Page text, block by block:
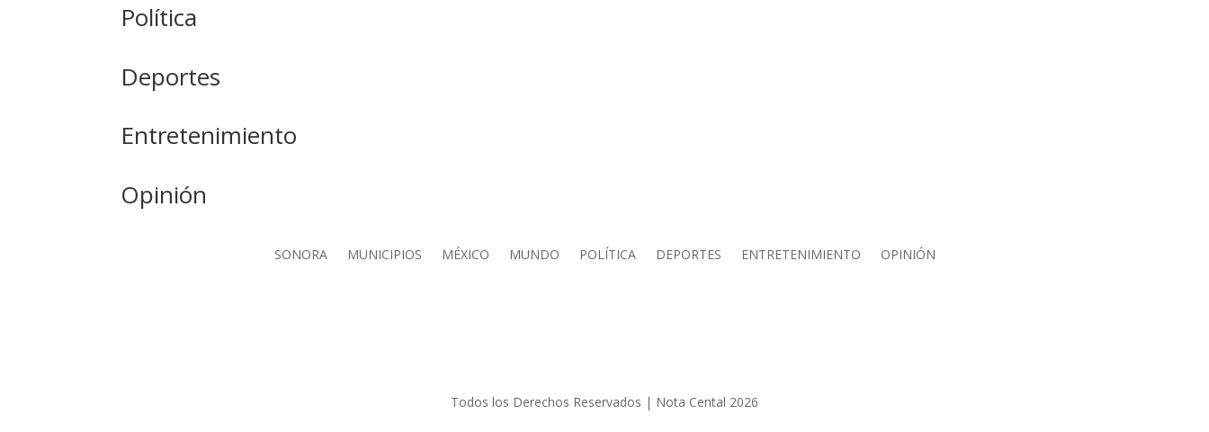
Política
Deportes
Entretenimiento
Opinión
SONORA MUNICIPIOS MÉXICO MUNDO POLÍTICA DEPORTES ENTRETENIMIENTO OPINIÓN
Todos los Derechos Reservados | Nota Cental 2026